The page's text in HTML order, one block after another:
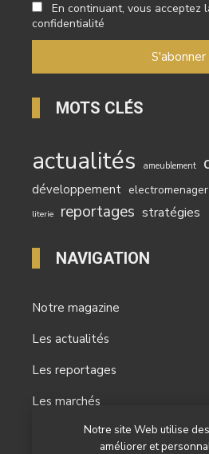
Notre site Web utilise
améliorer et
En continuant, vous acceptez
confidentialité
MOTS CLÉS
actualités ameublement
développement electromenager
literie reportages stratégies
NAVIGATION
Notre magazine
Les actualités
Les reportages
Les marchés